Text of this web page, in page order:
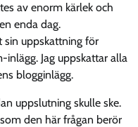
av enorm kärlek och
enda dag.
sin uppskattning för
Jag uppskattar alla
blogginlägg.
uppslutning skulle ske.
den här frågan berör